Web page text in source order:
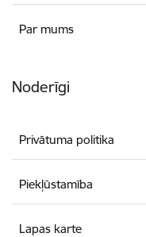
Par mums
Noderīgi
Privātuma politika
Piekļūstamība
Lapas karte